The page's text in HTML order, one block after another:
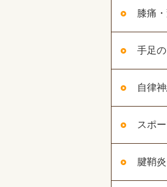
膝痛
手足
自律
スポ
腱鞘炎